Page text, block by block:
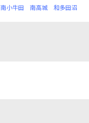
南小牛田 南高城 和多田沼